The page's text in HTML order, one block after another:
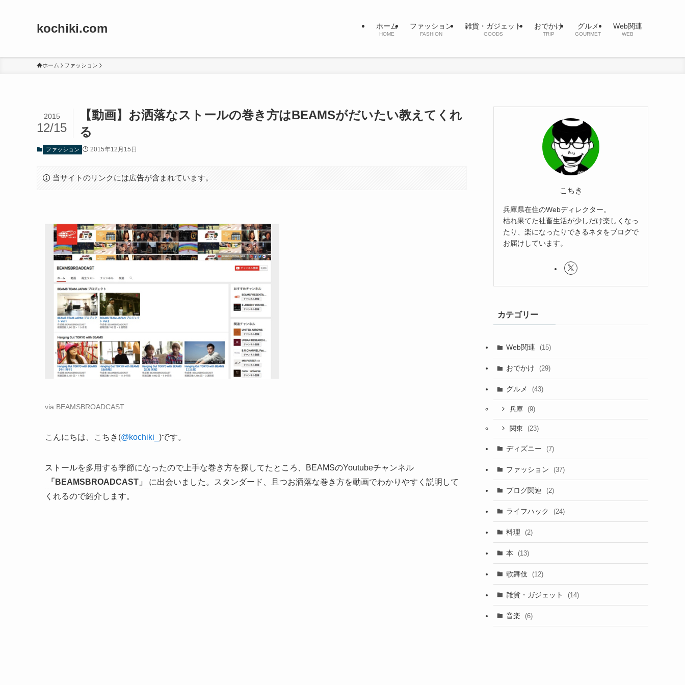
kochiki.com ホーム
HOME
ファッション
FASHION
雑貨・ガジェット
GOODS
おでかけ
TRIP
グルメ
GOURMET
Web関連
WEB
ホーム ファッション
【動画】お洒落なストールの巻き方はBEAMSがだいたい教えてくれ
る
2015
12/15
ファッション 2015年12月15日
当サイトのリンクには広告が含まれています。
via:BEAMSBROADCAST
こんにちは、こちき(@kochiki_ )です。
ストールを多用する季節になったので上手な巻き方を探してたところ、BEAMSのYoutubeチャンネル
「BEAMSBROADCAST」
に出会いました。スタンダード、且つお洒落な巻き方を動画でわかりやすく説明して
くれるので紹介します。
こちき
兵庫県在住のWebディレクター。
枯れ果てた社畜生活が少しだけ楽しくなっ
たり、楽になったりできるネタをブログで
お届けしています。
カテゴリー
Web関連 (15)
おでかけ (29)
グルメ (43)
兵庫 (9)
関東 (23)
ディズニー (7)
ファッション (37)
ブログ関連 (2)
ライフハック (24)
料理 (2)
本 (13)
歌舞伎 (12)
雑貨・ガジェット (14)
音楽 (6)